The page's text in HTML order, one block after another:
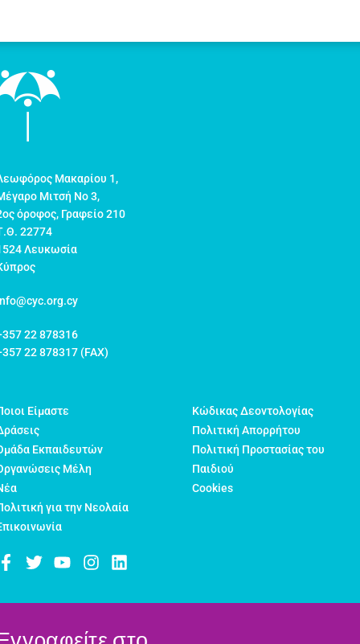
Μακαρίου 1,
Μιτσή Νο 3,
όροφος, Γραφείο 210
22774
Λευκωσία
22 878316
22 878317 (FAX)
Είμαστε
Εκπαιδευτών
Μέλη
για την Νεολαία
Κώδικας Δεοντολογίας
Πολιτική Απορρήτου
Πολιτική Προστασίας του
Παιδιού
Cookies